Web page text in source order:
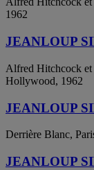
1962
JEANLOUP
Alfred Hitchcock et
Hollywood, 1962
JEANLOUP
Derrière Blanc,
JEANLOUP